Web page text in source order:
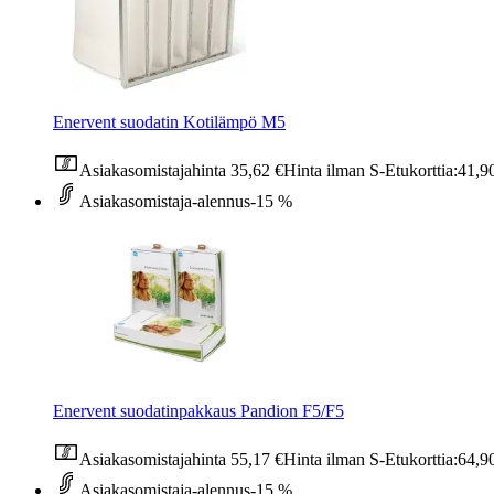
Enervent suodatin Kotilämpö M5
Asiakasomistajahinta 35,62 €Hinta ilman S-Etukorttia:
Asiakasomistaja-alennus-15 %
Enervent suodatinpakkaus Pandion F5/F5
Asiakasomistajahinta 55,17 €Hinta ilman S-Etukorttia: